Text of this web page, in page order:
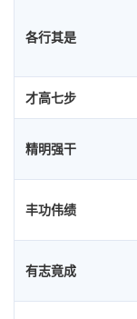
各行其是
才高七步
精明强干
丰功伟绩
有志竟成